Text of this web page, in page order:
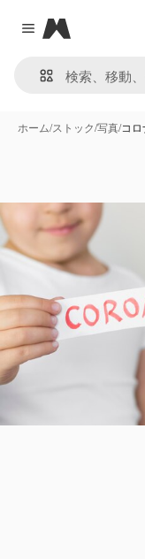
Close menu
Magnific
ホーム/ストック/写真/コロ